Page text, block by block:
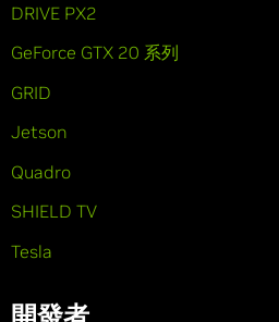
DRIVE PX2
GeForce GTX 20 系列
GRID
Jetson
Quadro
SHIELD TV
Tesla